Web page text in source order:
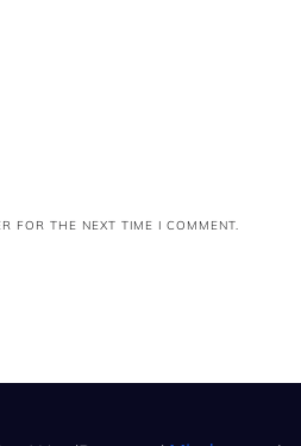
FOR THE NEXT TIME I COMMENT.